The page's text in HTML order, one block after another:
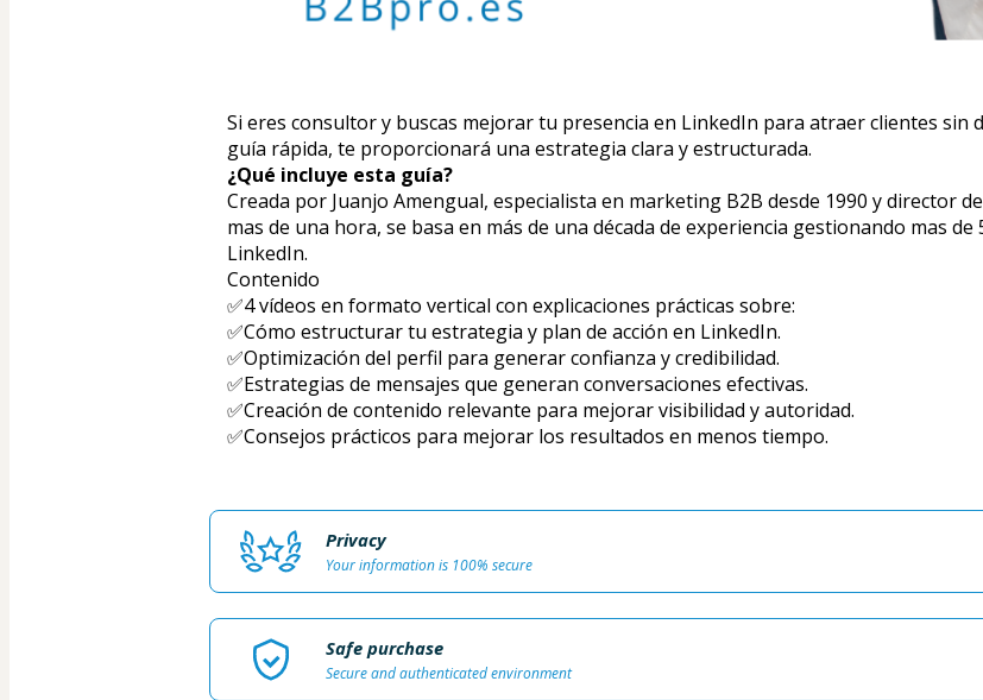
Si eres consultor y buscas mejorar tu presencia en LinkedIn para atraer clientes sin
guía rápida, te proporcionará una estrategia clara y estructurada.
¿Qué incluye esta guía?
Creada por Juanjo Amengual, especialista en marketing B2B desde 1990 y director
mas de una hora, se basa en más de una década de experiencia gestionando mas
LinkedIn.
Contenido
✅4 vídeos en formato vertical con explicaciones prácticas sobre:
✅Cómo estructurar tu estrategia y plan de acción en LinkedIn.
✅Optimización del perfil para generar confianza y credibilidad.
✅Estrategias de mensajes que generan conversaciones efectivas.
✅Creación de contenido relevante para mejorar visibilidad y autoridad.
✅Consejos prácticos para mejorar los resultados en menos tiempo.
Privacy
Your information is 100% secure
Safe purchase
Secure and authenticated environment